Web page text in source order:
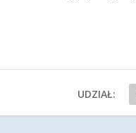
UDZIAŁ: